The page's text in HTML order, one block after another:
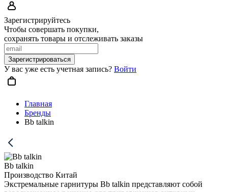
Зарегистрируйтесь
Чтобы совершать покупки,
сохранять товары и отслеживать заказы
Зарегистрироваться
У вас уже есть учетная запись? Войти
Главная
Бренды
Bb talkin
Bb talkin
Производство Китай
Экстремальные гарнитуры Bb talkin представляют собой